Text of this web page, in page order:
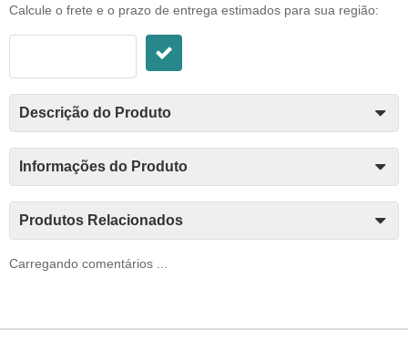
Calcule o frete e o prazo de entrega estimados para sua região:
Descrição do Produto
Informações do Produto
Produtos Relacionados
Carregando comentários ...